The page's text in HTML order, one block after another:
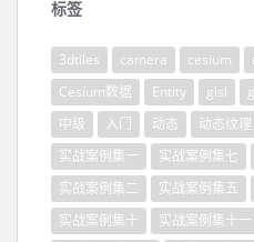
标签
3dtiles camera cesium
Cesium数据
Entity glsl
中级
入门 动态 动态纹理
实战案例集一
实战案例集七
实战案例集二
实战案例集五
实战案例集十
实战案例集十一